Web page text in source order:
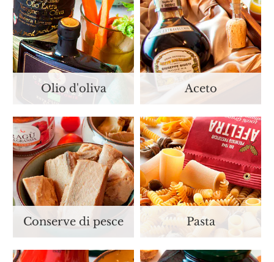
Olio d'oliva Aceto
Conserve di pesce Pasta